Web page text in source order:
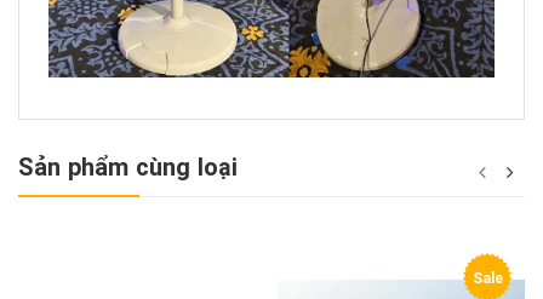
Sản phẩm cùng loại
Sale